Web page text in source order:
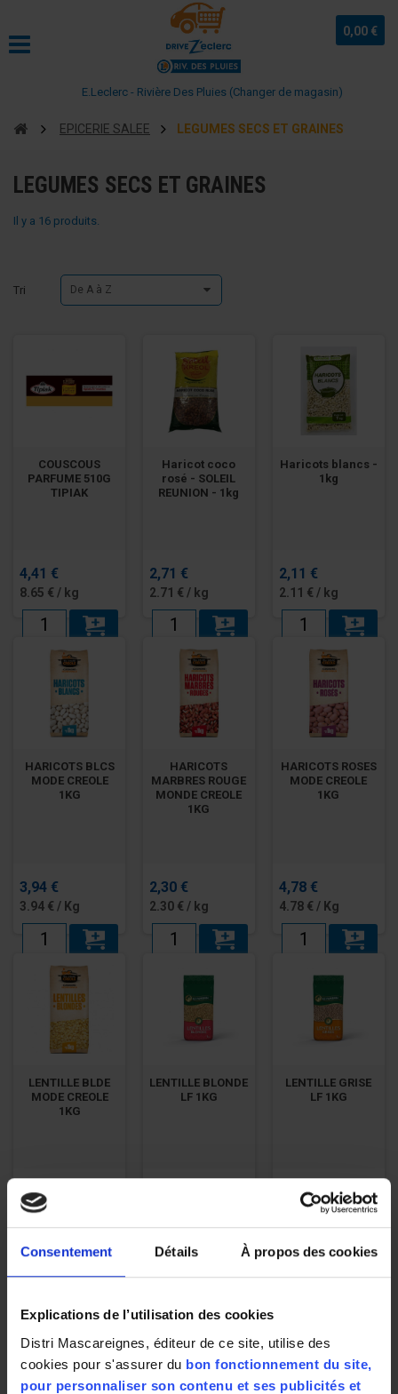
Consentement Détails À propos des cookies
Explications de l’utilisation des cookies
Distri Mascareignes, éditeur de ce site, utilise des
cookies pour s'assurer du bon fonctionnement du site,
pour personnaliser son contenu et ses publicités et
0,00 €
E.Leclerc - Rivière Des Pluies (Changer de magasin)
EPICERIE SALEE LEGUMES SECS ET GRAINES
LEGUMES SECS ET GRAINES
Il y a 16 produits.
Tri De A à Z
COUSCOUS
PARFUME 510G
TIPIAK
4,41 €
8.65 € / kg
Haricot coco
rosé - SOLEIL
REUNION - 1kg
2,71 €
2.71 € / kg
Haricots blancs -
1kg
2,11 €
2.11 € / kg
HARICOTS BLCS
MODE CREOLE
1KG
3,94 €
3.94 € / Kg
HARICOTS
MARBRES ROUGE
MONDE CREOLE
1KG
2,30 €
2.30 € / kg
HARICOTS ROSES
MODE CREOLE
1KG
4,78 €
4.78 € / Kg
LENTILLE BLDE
MODE CREOLE
1KG
2,14 €
2.14 € / kg
LENTILLE BLONDE
LF 1KG
LENTILLE GRISE
LF 1KG
1,99 €
1.99 € / kg
Lentilles blondes
Lentilles blondes
LENTILLES GRISES